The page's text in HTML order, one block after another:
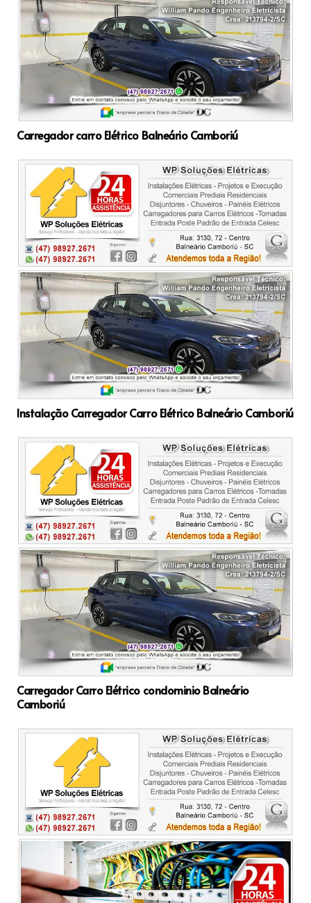
Carregador carro Elétrico Balneário Camboriú
Instalação Carregador Carro Elétrico Balneário Camboriú
Carregador Carro Elétrico condominio Balneário
Camboriú